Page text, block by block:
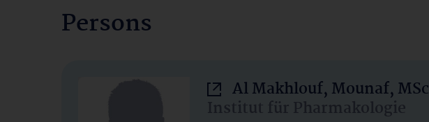
Persons
Al Makhlouf, Mounaf, MSc
Institut für Pharmakologie